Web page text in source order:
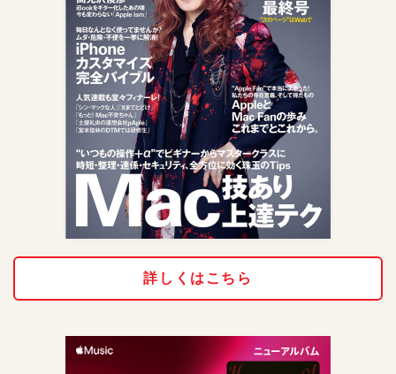
詳しくはこちら